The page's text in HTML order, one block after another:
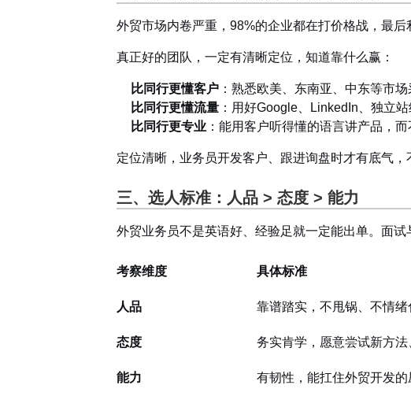
外贸市场内卷严重，98%的企业都在打价格战，最后
真正好的团队，一定有清晰定位，知道靠什么赢：
比同行更懂客户：熟悉欧美、东南亚、中东等市
比同行更懂流量：用好Google、LinkedIn、独立
比同行更专业：能用客户听得懂的语言讲产品，
定位清晰，业务员开发客户、跟进询盘时才有底气
三、选人标准：人品 > 态度 > 能力
外贸业务员不是英语好、经验足就一定能出单。面试
考察维度 具体标准
人品 靠谱踏实，不甩锅、不情
态度 务实肯学，愿意尝试新方
能力 有韧性，能扛住外贸开发